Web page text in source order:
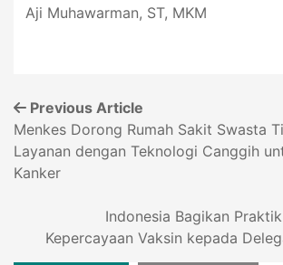
Aji Muhawarman, ST, MKM
Previous Article
Menkes Dorong Rumah Sakit Swasta
Layanan dengan Teknologi Canggih
Kanker
Indonesia Bagikan
Kepercayaan Vaksin kepada